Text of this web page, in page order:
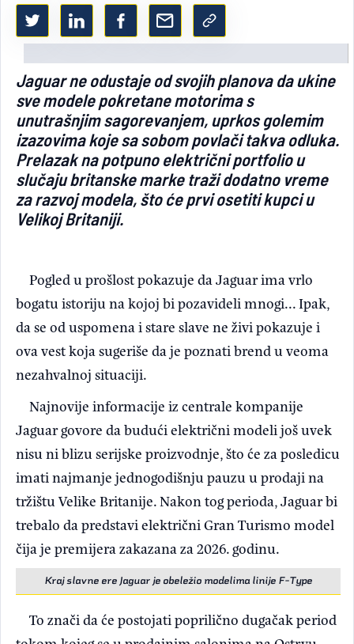
Jaguar ne odustaje od svojih planova da ukine
sve modele pokretane motorima s
unutrašnjim sagorevanjem, uprkos golemim
izazovima koje sa sobom povlači takva odluka.
Prelazak na potpuno električni portfolio u
slučaju britanske marke traži dodatno vreme
za razvoj modela, što će prvi osetiti kupci u
Velikoj Britaniji.
Pogled u prošlost pokazuje da Jaguar ima vrlo
bogatu istoriju na kojoj bi pozavideli mnogi... Ipak,
da se od uspomena i stare slave ne živi pokazuje i
ova vest koja sugeriše da je poznati brend u veoma
nezahvalnoj situaciji.
Najnovije informacije iz centrale kompanije
Jaguar govore da budući električni modeli još uvek
nisu ni blizu serijske proizvodnje, što će za posledicu
imati najmanje jednogodišnju pauzu u prodaji na
tržištu Velike Britanije. Nakon tog perioda, Jaguar bi
trebalo da predstavi električni Gran Turismo model
čija je premijera zakazana za 2026. godinu.
Kraj slavne ere Jaguar je obeležio modelima linije F-Type
To znači da će postojati poprilično dugačak period